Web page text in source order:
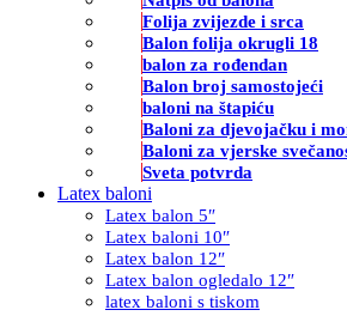
Folija zvijezde i srca
Balon folija okrugli 18
balon za rođendan
Balon broj samostojeći
baloni na štapiću
Baloni za djevojačku i
Baloni za vjerske
Sveta potvrda
Latex baloni
Latex balon 5″
Latex baloni 10″
Latex balon 12″
Latex balon ogledalo 12″
latex baloni s tiskom